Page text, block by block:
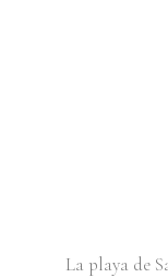
La playa de